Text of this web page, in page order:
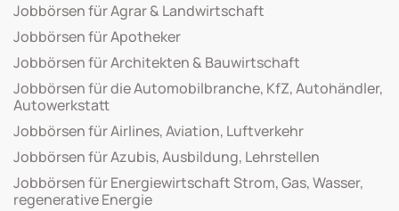
Jobbörsen für Agrar & Landwirtschaft
Jobbörsen für Apotheker
Jobbörsen für Architekten & Bauwirtschaft
Jobbörsen für die Automobilbranche, KfZ, Autohändler,
Autowerkstatt
Jobbörsen für Airlines, Aviation, Luftverkehr
Jobbörsen für Azubis, Ausbildung, Lehrstellen
Jobbörsen für Energiewirtschaft Strom, Gas, Wasser,
regenerative Energie